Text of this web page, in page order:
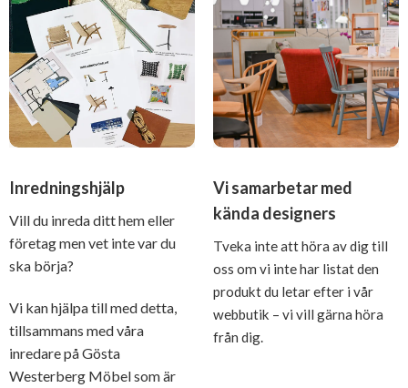
Inredningshjälp
Vill du inreda ditt hem eller
företag men vet inte var du
ska börja?
Vi kan hjälpa till med detta,
tillsammans med våra
inredare på Gösta
Westerberg Möbel som är
Vi samarbetar med
kända designers
Tveka inte att höra av dig till
oss om vi inte har listat den
produkt du letar efter i vår
webbutik – vi vill gärna höra
från dig.